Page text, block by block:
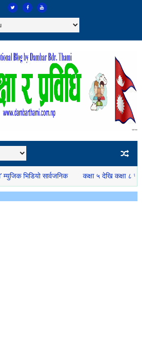
सार्वजनिक कक्षा ५ देखि कक्षा ८ सम्मको स्थानीय